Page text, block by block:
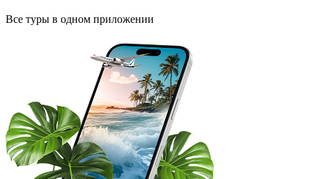
Все туры в одном приложении